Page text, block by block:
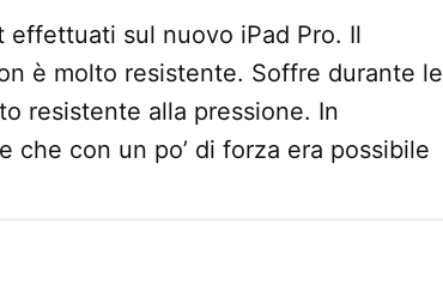
sul nuovo iPad Pro. Il
è molto resistente. Soffre durante le
resistente alla pressione. In
che con un po’ di forza era possibile